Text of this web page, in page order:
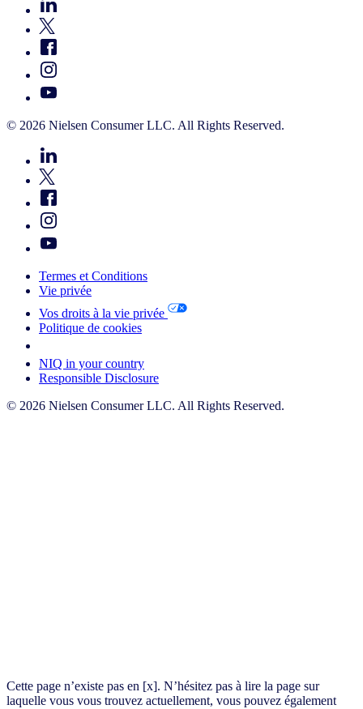
© 2026 Nielsen Consumer LLC. All Rights Reserved.
Termes et Conditions
Vie privée
Vos droits à la vie privée
Politique de cookies
NIQ in your country
Responsible Disclosure
© 2026 Nielsen Consumer LLC. All Rights Reserved.
Cette page n’existe pas en [x]. N’hésitez pas à lire la page sur
laquelle vous vous trouvez actuellement, vous pouvez également